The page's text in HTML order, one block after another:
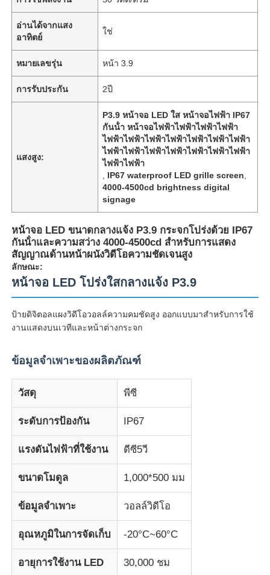
บ้าน
สินค้า
เกี่ยวกับเรา
ทัวร์โรงงาน
การควบคุมคุณภาพ
ติดต่อเรา
อ่านได้จากแสง
อาทิตย์
ใช่
หมายเลขรุ่น หน้า 3.9
การรับประกัน 2ปี
แสงสูง:
P3.9 หน้าจอ LED ใส หน้าจอไฟฟ้า IP67
กันน้ํา หน้าจอไฟฟ้าไฟฟ้าไฟฟ้าไฟฟ้า
ไฟฟ้าไฟฟ้าไฟฟ้าไฟฟ้าไฟฟ้าไฟฟ้าไฟฟ้า
ไฟฟ้าไฟฟ้าไฟฟ้าไฟฟ้าไฟฟ้าไฟฟ้าไฟฟ้า
ไฟฟ้าไฟฟ้า
IP67 waterproof LED grille screen
4000-4500cd brightness digital
signage
หน้าจอ LED ขนาดกลางแจ้ง P3.9 กระจกโปร่งด้วย IP67
กันน้ําและความสว่าง 4000-4500cd สําหรับการแสดง
สัญญาณด้านหน้าผนังวิดีโอความชัดเจนสูง
ลักษณะ:
หน้าจอ LED โปร่งใสกลางแจ้ง P3.9
ป้ายดิจิตอลแผงวิดีโอวอลล์ความคมชัดสูง ออกแบบมาสำหรับการใช้
งานแสดงบนเวทีและหน้าต่างกระจก
ข้อมูลจำเพาะของผลิตภัณฑ์
วัสดุ พีซี
ระดับการป้องกัน IP67
แรงดันไฟฟ้าที่ใช้งาน ดีซี5วี
ขนาดโมดูล 1,000*500 มม
ข้อมูลจำเพาะ วอลล์วิดีโอ
อุณหภูมิในการจัดเก็บ -20°C~60°C
อายุการใช้งาน LED 30,000 ชม